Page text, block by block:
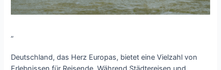
„
Deutschland, das Herz Europas, bietet eine Vielzahl von